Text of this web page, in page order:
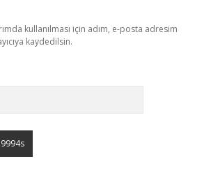
kullanılması için adım, e-posta adresim
kaydedilsin.